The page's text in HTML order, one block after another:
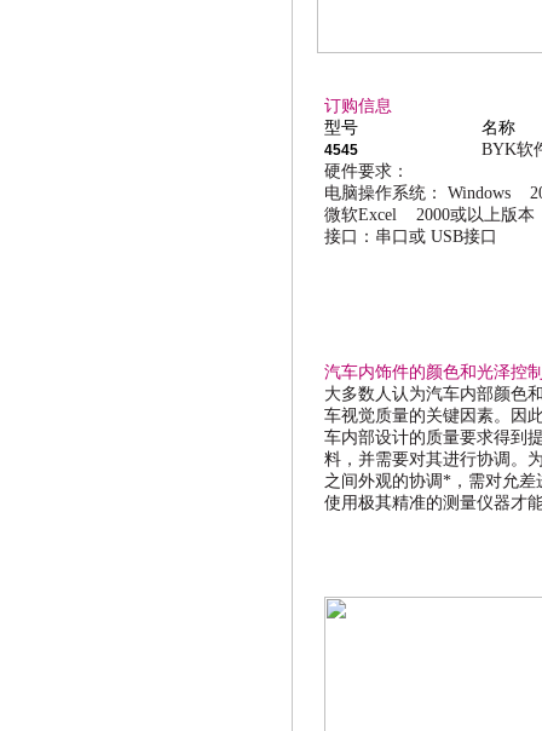
订购信息
型号
名称
4545 BYK软
硬件要求：
电脑操作系统： Windows
微软Excel 2000或以上版
接口：串口或 USB接口
汽车内饰件的颜色和光泽控
大多数人认为汽车内部颜色
车视觉质量的关键因素。因
车内部设计的质量要求得到
料，并需要对其进行协调。
之间外观的协调*，需对允差
使用极其精准的测量仪器才